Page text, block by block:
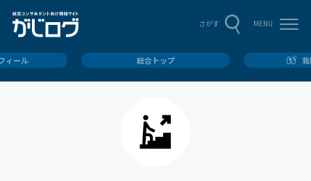
さがす MENU
ィール 総合トップ